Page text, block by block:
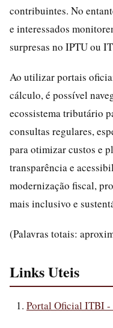
contribuintes. No
e interessados
surpresas no IPTU ou
Ao utilizar portais
cálculo, é possível
ecossistema tributário
consultas regulares,
para otimizar custos e
transparência e
modernização fiscal,
mais inclusivo e
(Palavras totais:
Links Uteis
Portal Oficial ITBI -